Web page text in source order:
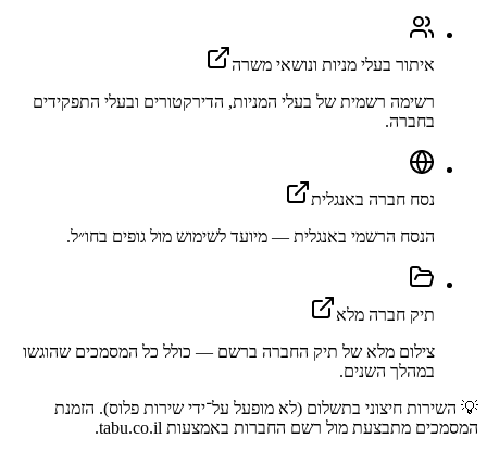
איתור בעלי מניות ונושאי משרה
רשימה רשמית של בעלי המניות, הדירקטורים ובעלי התפקידים
בחברה.
נסח חברה באנגלית
הנסח הרשמי באנגלית — מיועד לשימוש מול גופים בחו״ל.
תיק חברה מלא
צילום מלא של תיק החברה ברשם — כולל כל המסמכים שהוגשו
במהלך השנים.
💡 השירות חיצוני בתשלום (לא מופעל על־ידי שירות פלוס). הזמנת
המסמכים מתבצעת מול רשם החברות באמצעות tabu.co.il.